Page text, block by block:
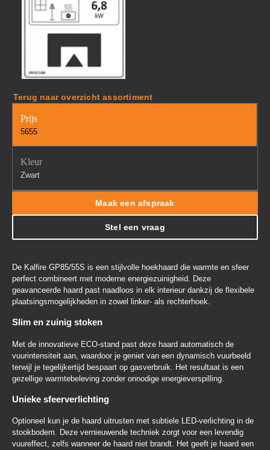
Terug naar overzicht assortiment
Prijs
5655
Kleur
Zwart
Maak een afspraak
Stel een vraag
De Kalfire GP85/55S is een stijlvolle hoekhaard die warmte en sfeer
perfect combineert met moderne energiezuinigheid. Deze
geavanceerde haard past naadloos in elk interieur dankzij de flexibele
plaatsingsmogelijkheden in zowel linker- als rechterhoek.
Slim en zuinig stoken
Met de innovatieve ECO-stand past deze haard automatisch de
vuurintensiteit aan, waardoor je geniet van een dynamisch vuurbeeld
terwijl je tegelijkertijd bespaart op gasverbruik. Het resultaat is een
gezellige warmtebeleving zonder onnodige energieverspilling.
Unieke sfeerverlichting
Optioneel kun je de haard uitrusten met subtiele LED-verlichting in de
stookbodem. Deze vernieuwende techniek zorgt voor een levendig
vuureffect, zelfs wanneer de haard niet brandt. Het geeft je haard een